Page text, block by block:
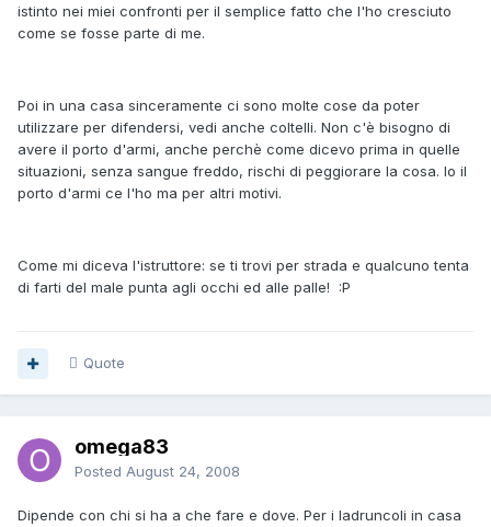
istinto nei miei confronti per il semplice fatto che l'ho cresciuto
come se fosse parte di me.
Poi in una casa sinceramente ci sono molte cose da poter
utilizzare per difendersi, vedi anche coltelli. Non c'è bisogno di
avere il porto d'armi, anche perchè come dicevo prima in quelle
situazioni, senza sangue freddo, rischi di peggiorare la cosa. Io il
porto d'armi ce l'ho ma per altri motivi.
Come mi diceva l'istruttore: se ti trovi per strada e qualcuno tenta
di farti del male punta agli occhi ed alle palle! :P
Quote
omega83
Posted August 24, 2008
Dipende con chi si ha a che fare e dove. Per i ladruncoli in casa